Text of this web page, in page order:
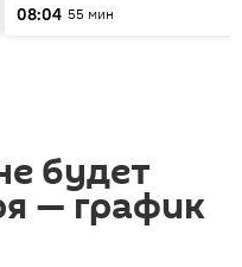
08:04 55 мин
будет
— график